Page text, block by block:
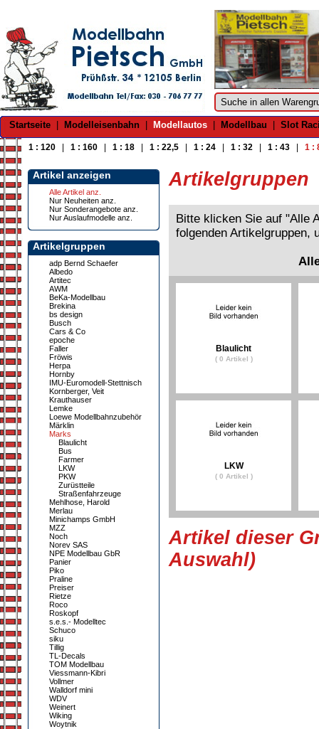
Startseite Modelleisenbahn Modellautos Modellbau Slot
1 : 120 1 : 160 1 : 18 1 : 22,5 1 : 24 1 : 32 1 : 43 1 :
Artikel anzeigen
Alle Artikel anz.
Nur Neuheiten anz.
Nur Sonderangebote anz.
Nur Auslaufmodelle anz.
Artikelgruppen
adp Bernd Schaefer
Albedo
Artitec
AWM
BeKa-Modellbau
Brekina
bs design
Busch
Cars & Co
epoche
Faller
Fröwis
Herpa
Hornby
IMU-Euromodell-Stettnisch
Kornberger, Veit
Krauthauser
Lemke
Loewe Modellbahnzubehör
Märklin
Marks
Blaulicht
Bus
Farmer
LKW
PKW
Zurüstteile
Straßenfahrzeuge
Mehlhose, Harold
Merlau
Minichamps GmbH
MZZ
Noch
Norev SAS
NPE Modellbau GbR
Panier
Piko
Praline
Preiser
Rietze
Roco
Roskopf
s.e.s.- Modelltec
Schuco
siku
Tillig
TL-Decals
TOM Modellbau
Viessmann-Kibri
Vollmer
Walldorf mini
WDV
Weinert
Wiking
Woytnik
Artikelgruppen
Bitte klicken Sie auf "Alle
folgenden Artikelgruppen,
Blaulicht
( 0 Artikel )
LKW
( 0 Artikel )
Artikel dieser
Auswahl)